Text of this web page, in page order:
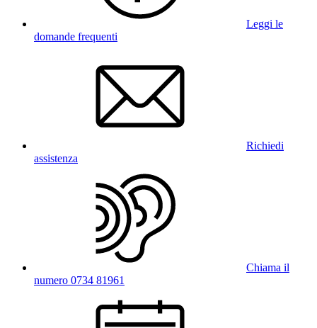
Leggi le
domande frequenti
Richiedi
assistenza
Chiama il
numero 0734 81961